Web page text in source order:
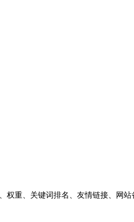
权重、关键词排名、友情链接、网站